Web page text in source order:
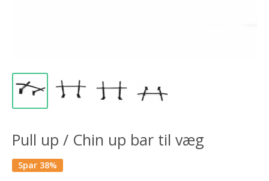
Pull up / Chin up bar til væg
Spar 38%